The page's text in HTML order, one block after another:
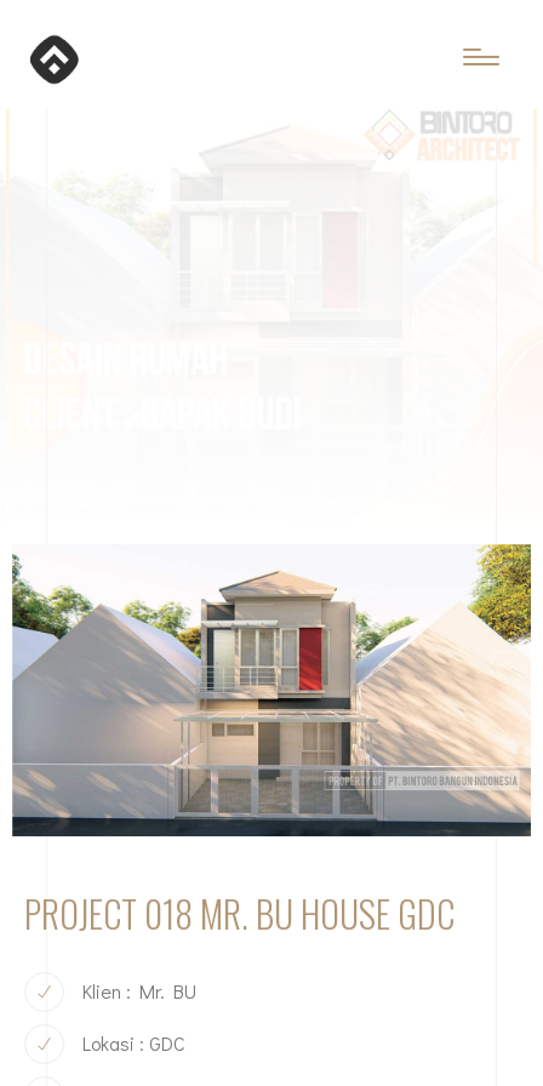
PROJECT 018 MR. BU HOUSE GDC
Klien : Mr. BU
Lokasi : GDC